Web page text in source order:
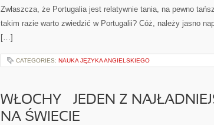
Zwłaszcza, że Portugalia jest relatywnie tania, na pewno
takim razie warto zwiedzić w Portugalii? Cóż, należy jasno
[…]
CATEGORIES: NAUKA JĘZYKA ANGIELSKIEGO
WŁOCHY – JEDEN Z
NA ŚWIECIE